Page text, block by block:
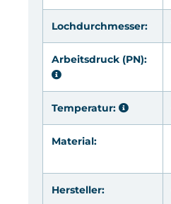
Lochdurchmesser:
Arbeitsdruck (PN):
Temperatur:
Material:
Hersteller: